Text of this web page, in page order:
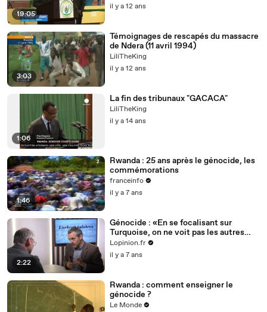
19:05
il y a 12 ans
3:03
Témoignages de rescapés du massacre
de Ndera (11 avril 1994)
LiliTheKing
il y a 12 ans
1:06
La fin des tribunaux "GACACA"
LiliTheKing
il y a 14 ans
1:46
Rwanda : 25 ans après le génocide, les
commémorations
franceinfo
il y a 7 ans
2:22
Génocide : «En se focalisant sur
Turquoise, on ne voit pas les autres
opérations », explique Laurent Larcher
(journaliste)
Lopinion.fr
il y a 7 ans
Rwanda : comment enseigner le
génocide ?
Le Monde